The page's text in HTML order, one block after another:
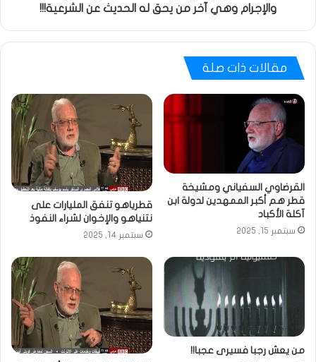
والإجرام وهي آخر من يحق له الحديث عن الشرعية!!!
مقالات ذات صلة
القرضاوي السفياني ومشيخة
قطر هم أكبر الممهدين لدولة ابن
آكلة الأكباد
سبتمبر 15, 2025
قطرياهو تنفق المليارات على
نتنياهو والإخوان لشراء النفوذ
سبتمبر 14, 2025
من يعش رجبا فسيرى عجبا!!